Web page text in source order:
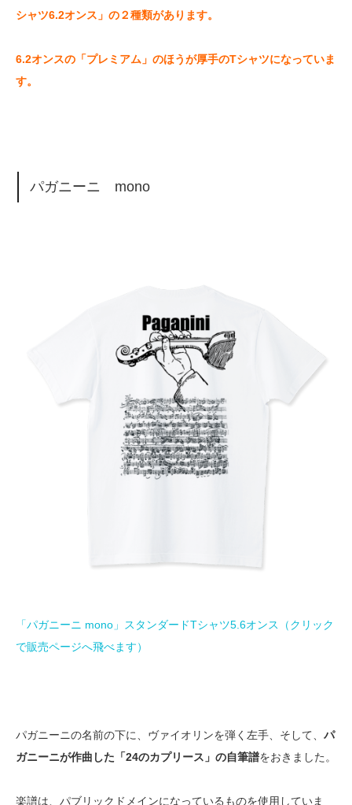
シャツ6.2オンス」の２種類があります。
6.2オンスの「プレミアム」のほうが厚手のTシャツになっていま
す。
パガニーニ mono
「パガニーニ mono」スタンダードTシャツ5.6オンス（クリック
で販売ページへ飛べます）
パガニーニの名前の下に、ヴァイオリンを弾く左手、そして、 パ
ガニーニが作曲した「24のカプリース」の自筆譜をおきました。
楽譜は、パブリックドメインになっているものを使用していま